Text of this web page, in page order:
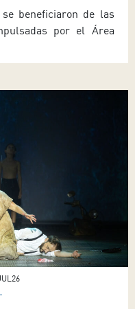
beneficiaron de las
por el Área
2026. Espectáculos
reuniones
recursos educativos, y
y técnicas
[…]